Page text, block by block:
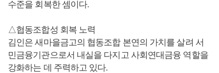
수준을 회복한 셈이다.
△협동조합성 회복 노력
김인은 새마을금고의 협동조합 본연의 가치를 살려 서
민금융기관으로서 내실을 다지고 사회연대금융 역할을
강화하는 데 주력하고 있다.